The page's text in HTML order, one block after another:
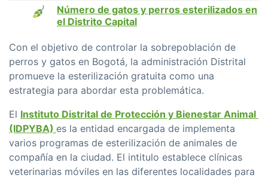
Número de gatos y perros esterilizados en
el Distrito Capital
Con el objetivo de controlar la sobrepoblación de
perros y gatos en Bogotá, la administración Distrital
promueve la esterilización gratuita como una
estrategia para abordar esta problemática.
El Instituto Distrital de Protección y Bienestar Animal
(IDPYBA) es la entidad encargada de implementa
varios programas de esterilización de animales de
compañía en la ciudad. El intitulo establece clínicas
veterinarias móviles en las diferentes localidades para